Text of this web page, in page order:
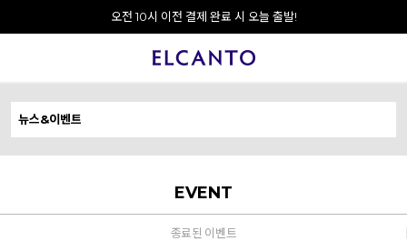
오전 10시 이전 결제 완료 시 오늘 출발!
뉴스&이벤트
뉴스&이벤트
EVENT
종료된 이벤트